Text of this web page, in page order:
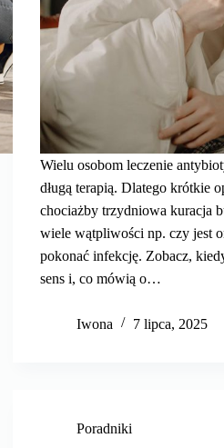
Wielu osobom leczenie
długą terapią. Dlatego krótkie
chociażby trzydniowa kuracja
wiele wątpliwości np. czy jest
pokonać infekcję. Zobacz,
sens i, co mówią o…
Iwona 7 lipca, 2025
Poradniki